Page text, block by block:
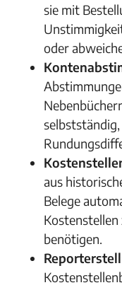
sie mit
oder
aus
Belege
Kostenstellen
benötigen.